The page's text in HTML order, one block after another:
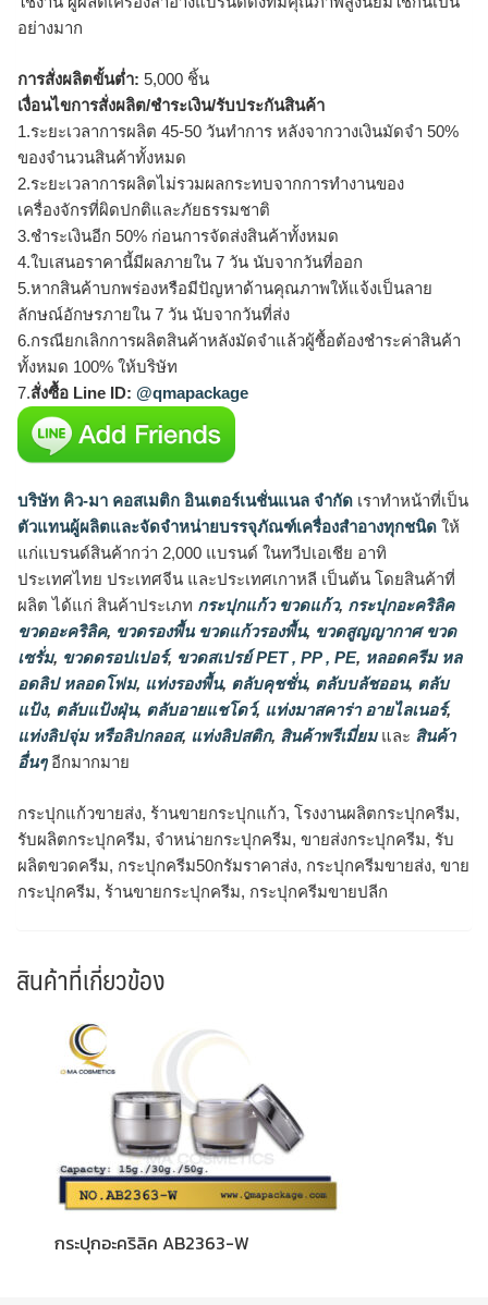
อย่างมาก
การสั่งผลิตขั้นต่ำ: 5,000 ชิ้น
เงื่อนไขการสั่งผลิต/ชำระเงิน/รับประกันสินค้า
1.ระยะเวลาการผลิต 45-50 วันทำการ หลังจากวางเงินมัดจำ 50%
ของจำนวนสินค้าทั้งหมด
2.ระยะเวลาการผลิตไม่รวมผลกระทบจากการทำงานของ
เครื่องจักรที่ผิดปกติและภัยธรรมชาติ
3.ชำระเงินอีก 50% ก่อนการจัดส่งสินค้าทั้งหมด
4.ใบเสนอราคานี้มีผลภายใน 7 วัน นับจากวันที่ออก
5.หากสินค้าบกพร่องหรือมีปัญหาด้านคุณภาพให้แจ้งเป็นลาย
ลักษณ์อักษรภายใน 7 วัน นับจากวันที่ส่ง
6.กรณียกเลิกการผลิตสินค้าหลังมัดจำแล้วผู้ซื้อต้องชำระค่าสินค้า
ทั้งหมด 100% ให้บริษัท
7.สั่งซื้อ Line ID: @qmapackage
บริษัท คิว-มา คอสเมติก อินเตอร์เนชั่นแนล จำกัด เราทำหน้าที่เป็น
ตัวแทนผู้ผลิตและจัดจำหน่ายบรรจุภัณฑ์เครื่องสำอางทุกชนิด ให้
แก่แบรนด์สินค้ากว่า 2,000 แบรนด์ ในทวีปเอเชีย อาทิ
ประเทศไทย ประเทศจีน และประเทศเกาหลี เป็นต้น โดยสินค้าที่
ผลิต ได้แก่ สินค้าประเภท กระปุกแก้ว ขวดแก้ว, กระปุกอะคริลิค
ขวดอะคริลิค, ขวดรองพื้น ขวดแก้วรองพื้น, ขวดสูญญากาศ ขวด
เซรั่ม, ขวดดรอปเปอร์, ขวดสเปรย์ PET , PP , PE, หลอดครีม หล
อดลิป หลอดโฟม, แท่งรองพื้น, ตลับคุชชั่น, ตลับบลัชออน, ตลับ
แป้ง, ตลับแป้งฝุ่น, ตลับอายแชโดว์, แท่งมาสคาร่า อายไลเนอร์,
แท่งลิปจุ่ม หรือลิปกลอส, แท่งลิปสติก, สินค้าพรีเมี่ยมและ สินค้า
อื่นๆอีกมากมาย
กระปุกแก้วขายส่ง, ร้านขายกระปุกแก้ว, โรงงานผลิตกระปุกครีม,
รับผลิตกระปุกครีม, จำหน่ายกระปุกครีม, ขายส่งกระปุกครีม, รับ
ผลิตขวดครีม, กระปุกครีม50กรัมราคาส่ง, กระปุกครีมขายส่ง, ขาย
กระปุกครีม, ร้านขายกระปุกครีม, กระปุกครีมขายปลีก
สินค้าที่เกี่ยวข้อง
กระปุกอะคริลิค AB2363-W